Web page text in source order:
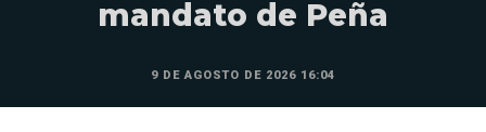
mandato de Peña
9 DE AGOSTO DE 2026 16:04